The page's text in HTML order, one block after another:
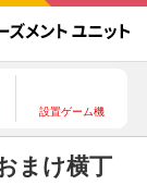
設置ゲーム機
まけ横丁